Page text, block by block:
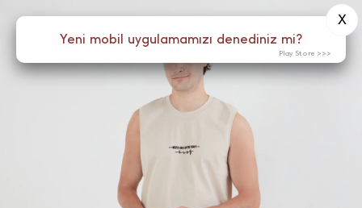
Menü
Yeni mobil uygulamamızı denediniz mi?
X
Play Store >>>